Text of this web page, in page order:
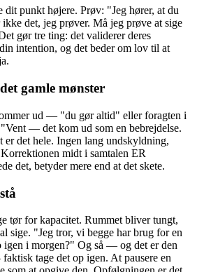
dit punkt højere. Prøv: "Jeg hører, at du
det, jeg prøver. Må jeg prøve at sige
gør tre ting: det validerer deres
intention, og det beder om lov til at
gamle mønster
ud — "du gør altid" eller foragten i
— det kom ud som en bebrejdelse.
det hele. Ingen lang undskyldning,
midt i samtalen ER
det, betyder mere end at det skete.
tør for kapacitet. Rummet bliver tungt,
sige. "Jeg tror, vi begge har brug for en
igen i morgen?" Og så — og det er den
tage det op igen. At pausere en